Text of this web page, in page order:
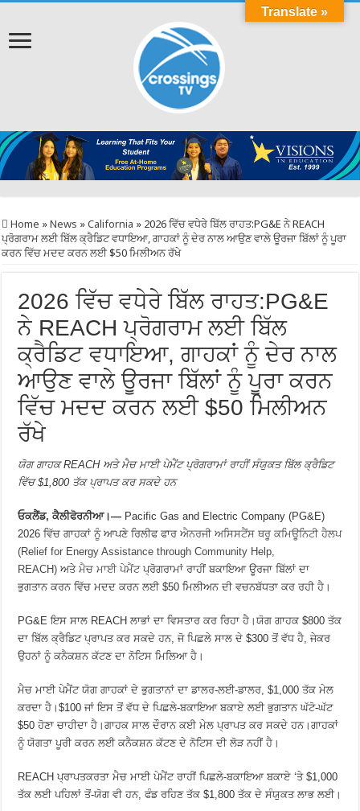
Home »News »California » 2026 ਵਿੱਚ ਵਧੇਰੇ ਬਿੱਲ ਰਾਹਤ:PG&E ਨੇ REACH
ਪ੍ਰੋਗਰਾਮ ਲਈ ਬਿੱਲ ਕ੍ਰੈਡਿਟ ਵਧਾਇਆ, ਗਾਹਕਾਂ ਨੂੰ ਦੇਰ ਨਾਲ ਆਉਣ ਵਾਲੇ ਊਰਜਾ ਬਿੱਲਾਂ ਨੂੰ ਪੂਰਾ
ਕਰਨ ਵਿੱਚ ਮਦਦ ਕਰਨ ਲਈ $50 ਮਿਲੀਅਨ ਰੱਖੇ
2026 ਵਿੱਚ ਵਧੇਰੇ ਬਿੱਲ ਰਾਹਤ:PG&E
ਨੇ REACH ਪ੍ਰੋਗਰਾਮ ਲਈ ਬਿੱਲ
ਕ੍ਰੈਡਿਟ ਵਧਾਇਆ, ਗਾਹਕਾਂ ਨੂੰ ਦੇਰ ਨਾਲ
ਆਉਣ ਵਾਲੇ ਊਰਜਾ ਬਿੱਲਾਂ ਨੂੰ ਪੂਰਾ ਕਰਨ
ਵਿੱਚ ਮਦਦ ਕਰਨ ਲਈ $50 ਮਿਲੀਅਨ
ਰੱਖੇ
ਯੋਗ ਗਾਹਕ REACH ਅਤੇ ਮੈਚ ਮਾਈ ਪੇਮੈਂਟ ਪ੍ਰੋਗਰਾਮਾਂ ਰਾਹੀਂ ਸੰਯੁਕਤ ਬਿੱਲ ਕ੍ਰੈਡਿਟ
ਵਿੱਚ $1,800 ਤੱਕ ਪ੍ਰਾਪਤ ਕਰ ਸਕਦੇ ਹਨ
ਓਕਲੈਂਡ, ਕੈਲੀਫੋਰਨੀਆ।— Pacific Gas and Electric Company (PG&E)
2026 ਵਿੱਚ ਗਾਹਕਾਂ ਨੂੰ ਆਪਣੇ ਰਿਲੀਫ ਫਾਰਐਨਰਜੀ ਅਸਿਸਟੈਂਸ ਥਰੂ ਕਮਿਊਨਿਟੀ ਹੈਲਪ
(Relief for Energy Assistance through Community Help,
REACH)ਅਤੇਮੈਚ ਮਾਈ ਪੇਮੈਂਟਪ੍ਰੋਗਰਾਮਾਂ ਰਾਹੀਂ ਬਕਾਇਆ ਊਰਜਾ ਬਿੱਲਾਂ ਦਾ
ਭੁਗਤਾਨ ਕਰਨ ਵਿੱਚ ਮਦਦ ਕਰਨ ਲਈ $50 ਮਿਲੀਅਨ ਦੀ ਵਚਨਬੱਧਤਾ ਕਰ ਰਹੀ ਹੈ।
PG&E ਇਸ ਸਾਲ REACH ਲਾਭਾਂ ਦਾ ਵਿਸਤਾਰ ਕਰ ਰਿਹਾ ਹੈ।ਯੋਗ ਗਾਹਕ $800 ਤੱਕ
ਦਾ ਬਿੱਲ ਕ੍ਰੈਡਿਟ ਪ੍ਰਾਪਤ ਕਰ ਸਕਦੇ ਹਨ, ਜੋ ਪਿਛਲੇ ਸਾਲ ਦੇ $300 ਤੋਂ ਵੱਧ ਹੈ, ਜੇਕਰ
ਉਹਨਾਂ ਨੂੰ ਕਨੈਕਸ਼ਨ ਕੱਟਣ ਦਾ ਨੋਟਿਸ ਮਿਲਿਆ ਹੈ।
ਮੈਚ ਮਾਈ ਪੇਮੈਂਟ ਯੋਗ ਗਾਹਕਾਂ ਦੇ ਭੁਗਤਾਨਾਂ ਦਾ ਡਾਲਰ-ਲਈ-ਡਾਲਰ, $1,000 ਤੱਕ ਮੇਲ
ਕਰਦਾ ਹੈ।$100 ਜਾਂ ਇਸ ਤੋਂ ਵੱਧ ਦੇ ਪਿਛਲੇ-ਬਕਾਇਆ ਬਕਾਏ ਲਈ ਭੁਗਤਾਨ ਘੱਟੋ-ਘੱਟ
$50 ਹੋਣਾ ਚਾਹੀਦਾ ਹੈ।ਗਾਹਕ ਸਾਲ ਦੌਰਾਨ ਕਈ ਮੇਲ ਪ੍ਰਾਪਤ ਕਰ ਸਕਦੇ ਹਨ।ਗਾਹਕਾਂ
ਨੂੰ ਯੋਗਤਾ ਪੂਰੀ ਕਰਨ ਲਈ ਕਨੈਕਸ਼ਨ ਕੱਟਣ ਦੇ ਨੋਟਿਸ ਦੀ ਲੋੜ ਨਹੀਂ ਹੈ।
REACH ਪ੍ਰਾਪਤਕਰਤਾ ਮੈਚ ਮਾਈ ਪੇਮੈਂਟ ਰਾਹੀਂ ਪਿਛਲੇ-ਬਕਾਇਆ ਬਕਾਏ ‘ਤੇ $1,000
ਤੱਕ ਲਈ ਪਹਿਲਾਂ ਤੋਂ-ਯੋਗ ਵੀ ਹਨ, ਫੰਡ ਰਹਿਣ ਤੱਕ $1,800 ਤੱਕ ਦੇ ਸੰਯੁਕਤ ਲਾਭ ਲਈ।
Translate »